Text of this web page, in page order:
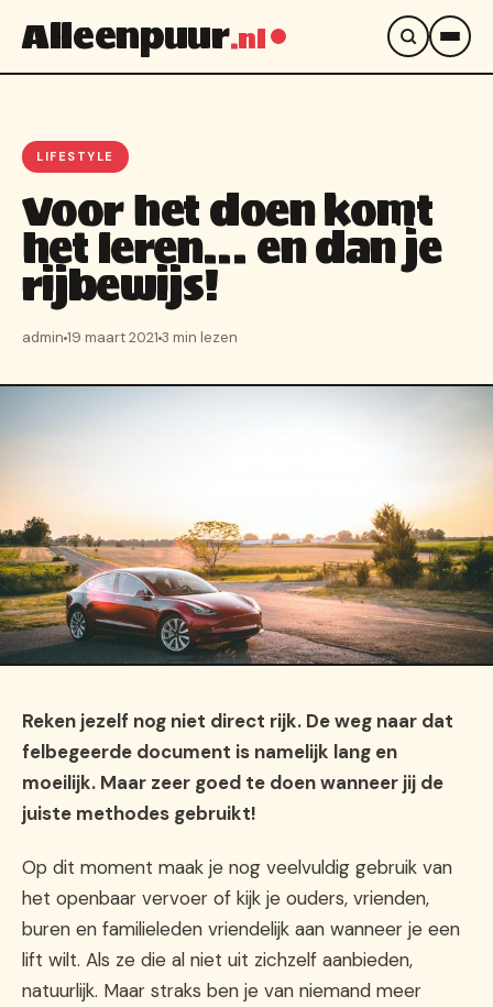
Alleenpuur.nl
LIFESTYLE
Voor het doen komt
het leren… en dan je
rijbewijs!
admin 19 maart 2021 3 min lezen
Reken jezelf nog niet direct rijk. De weg naar dat
felbegeerde document is namelijk lang en
moeilijk. Maar zeer goed te doen wanneer jij de
juiste methodes gebruikt!
Op dit moment maak je nog veelvuldig gebruik van
het openbaar vervoer of kijk je ouders, vrienden,
buren en familieleden vriendelijk aan wanneer je een
lift wilt. Als ze die al niet uit zichzelf aanbieden,
natuurlijk. Maar straks ben je van niemand meer